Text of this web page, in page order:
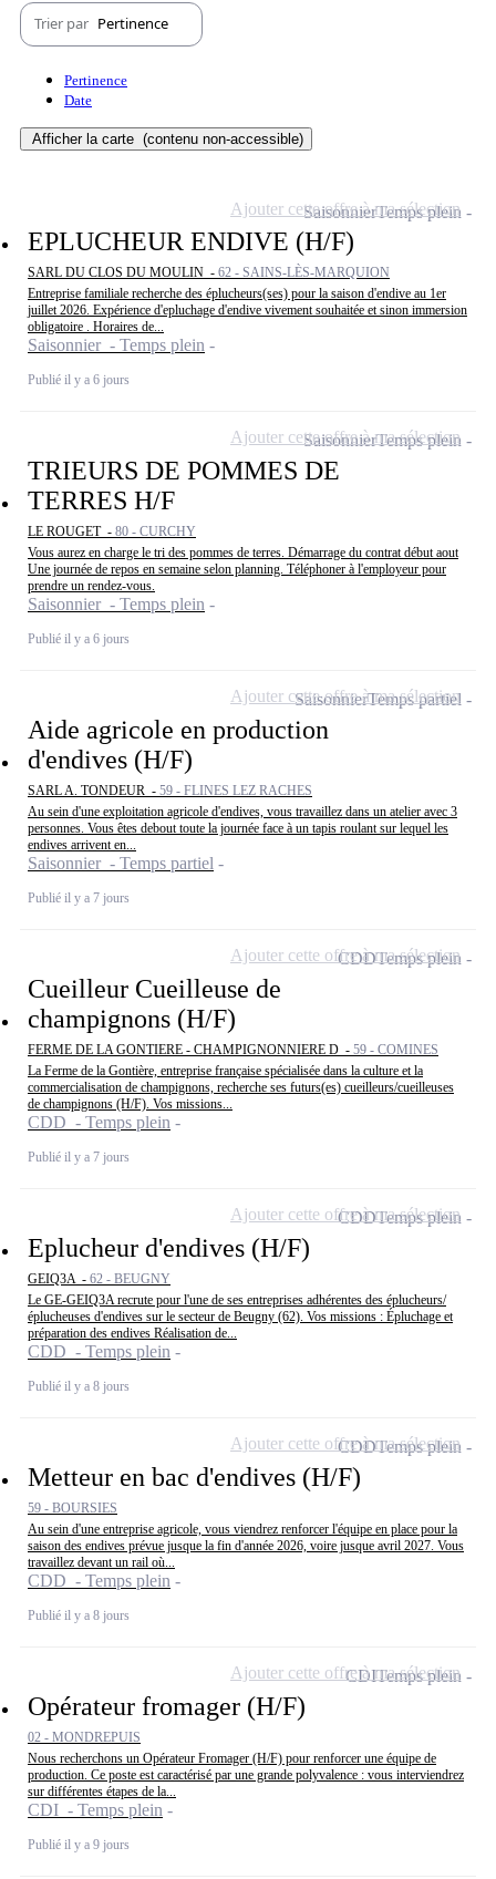
Trier par Pertinence
Pertinence
Date
Afficher la carte (contenu non-accessible)
EPLUCHEUR ENDIVE (H/F)
SARL DU CLOS DU MOULIN - 62 - SAINS-LÈS-MARQUION
Entreprise familiale recherche des éplucheurs(ses) pour la saison d'endive au 1er
juillet 2026. Expérience d'epluchage d'endive vivement souhaitée et sinon immersion
obligatoire . Horaires de...
Saisonnier - Temps plein
Publié il y a 6 jours
SaisonnierTemps plein
Ajouter cette offre à ma sélection
TRIEURS DE POMMES DE
TERRES H/F
LE ROUGET - 80 - CURCHY
Vous aurez en charge le tri des pommes de terres. Démarrage du contrat début aout
Une journée de repos en semaine selon planning. Téléphoner à l'employeur pour
prendre un rendez-vous.
Saisonnier - Temps plein
Publié il y a 6 jours
SaisonnierTemps plein
Ajouter cette offre à ma sélection
Aide agricole en production
d'endives (H/F)
SARL A. TONDEUR - 59 - FLINES LEZ RACHES
Au sein d'une exploitation agricole d'endives, vous travaillez dans un atelier avec 3
personnes. Vous êtes debout toute la journée face à un tapis roulant sur lequel les
endives arrivent en...
Saisonnier - Temps partiel
Publié il y a 7 jours
SaisonnierTemps partiel
Ajouter cette offre à ma sélection
Cueilleur Cueilleuse de
champignons (H/F)
FERME DE LA GONTIERE - CHAMPIGNONNIERE D - 59 - COMINES
La Ferme de la Gontière, entreprise française spécialisée dans la culture et la
commercialisation de champignons, recherche ses futurs(es) cueilleurs/cueilleuses
de champignons (H/F). Vos missions...
CDD - Temps plein
Publié il y a 7 jours
CDDTemps plein
Ajouter cette offre à ma sélection
Eplucheur d'endives (H/F)
GEIQ3A - 62 - BEUGNY
Le GE-GEIQ3A recrute pour l'une de ses entreprises adhérentes des éplucheurs/
éplucheuses d'endives sur le secteur de Beugny (62). Vos missions : Épluchage et
préparation des endives Réalisation de...
CDD - Temps plein
Publié il y a 8 jours
CDDTemps plein
Ajouter cette offre à ma sélection
Metteur en bac d'endives (H/F)
59 - BOURSIES
Au sein d'une entreprise agricole, vous viendrez renforcer l'équipe en place pour la
saison des endives prévue jusque la fin d'année 2026, voire jusque avril 2027. Vous
travaillez devant un rail où...
CDD - Temps plein
Publié il y a 8 jours
CDDTemps plein
Ajouter cette offre à ma sélection
Opérateur fromager (H/F)
02 - MONDREPUIS
Nous recherchons un Opérateur Fromager (H/F) pour renforcer une équipe de
production. Ce poste est caractérisé par une grande polyvalence : vous interviendrez
sur différentes étapes de la...
CDI - Temps plein
Publié il y a 9 jours
CDITemps plein
Ajouter cette offre à ma sélection